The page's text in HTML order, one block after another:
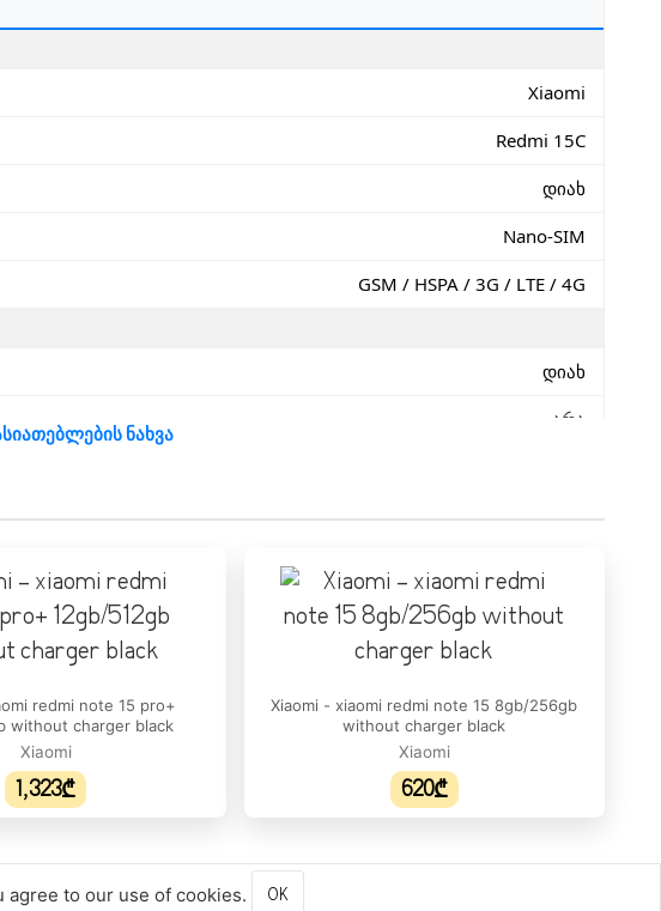
Xiaomi
Redmi 15C
დიახ
Nano-SIM
GSM / HSPA / 3G / LTE / 4G
დიახ
არა
არა
Corning Gorilla Glass 3
6.9"
ნახვა
redmi note 15 pro+
without charger black
Xiaomi
1,323₾
Xiaomi - xiaomi redmi note 15 8gb/256gb
without charger black
Xiaomi
620₾
to our use of cookies. OK